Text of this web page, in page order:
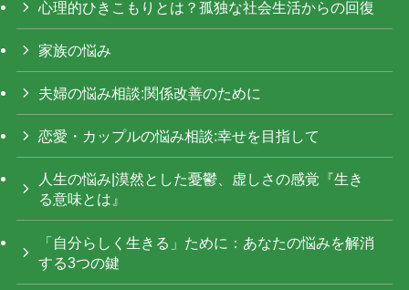
心理的ひきこもりとは？孤独な社会生活からの回復
家族の悩み
夫婦の悩み相談:関係改善のために
恋愛・カップルの悩み相談:幸せを目指して
人生の悩み|漠然とした憂鬱、虚しさの感覚『生き
る意味とは』
「自分らしく生きる」ために：あなたの悩みを解消
する3つの鍵